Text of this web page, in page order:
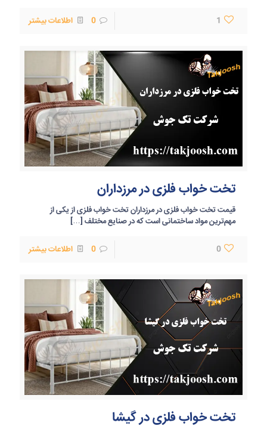
1
0 اطلاعات بیشتر
تخت خواب فلزی در مرزداران
قیمت تخت خواب فلزی در مرزداران تخت خواب فلزی از یکی از
مهم‌ترین مواد ساختمانی است که در صنایع مختلف […]
0
0 اطلاعات بیشتر
تخت خواب فلزی در گیشا